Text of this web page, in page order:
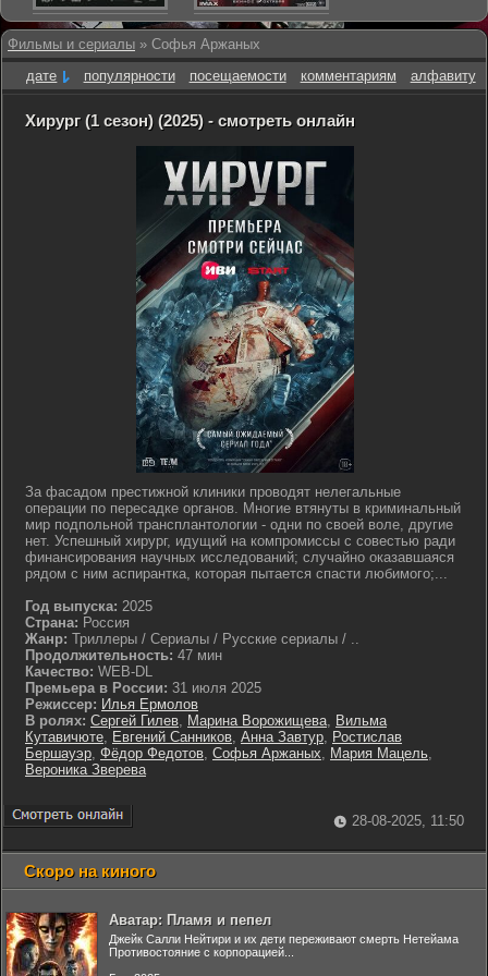
Фильмы и сериалы » Софья Аржаных
дате
популярности посещаемости комментариям алфавиту
Хирург (1 сезон) (2025) - смотреть онлайн
За фасадом престижной клиники проводят нелегальные
операции по пересадке органов. Многие втянуты в криминальный
мир подпольной трансплантологии - одни по своей воле, другие
нет. Успешный хирург, идущий на компромиссы с совестью ради
финансирования научных исследований; случайно оказавшаяся
рядом с ним аспирантка, которая пытается спасти любимого;...
Год выпуска: 2025
Страна: Россия
Жанр: Триллеры / Сериалы / Русские сериалы / ..
Продолжительность: 47 мин
Качество: WEB-DL
Премьера в России: 31 июля 2025
Режиссер: Илья Ермолов
В ролях: Сергей Гилев, Марина Ворожищева, Вильма
Кутавичюте, Евгений Санников, Анна Завтур, Ростислав
Бершауэр, Фёдор Федотов, Софья Аржаных, Мария Мацель,
Вероника Зверева
28-08-2025, 11:50
Скоро на киного
Аватар: Пламя и пепел
Джейк Салли Нейтири и их дети переживают смерть Нетейама
Противостояние с корпорацией...